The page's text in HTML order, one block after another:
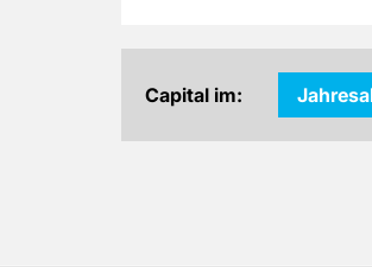
Capital im: